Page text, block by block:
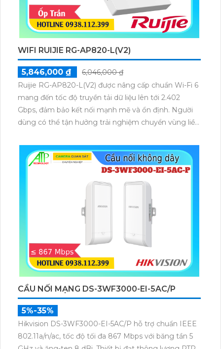
WIFI RUIJIE RG-AP820-L(V2)
5,846,000 ₫
6,046,000 ₫
Ruijie RG-AP820-L(V2) được nâng cấp chuẩn Wi-Fi 6
mang đến tốc độ truyền tải dữ liệu lên tới 2.402
Gbps, đảm bảo kết nối mạnh mẽ và ổn định. Người
dùng có thể tận hưởng trải nghiệm chuyển vùng liền
chuyển trong không gian rộng.
CẦU NỐI MẠNG DS-3WF3000-EI-5AC/P
5%-35%
Hikvision DS-3WF3000-EI-5AC/P hỗ trợ chuẩn IEEE
802.11a/n/ac, tốc độ tối đa 867 Mbps với băng tần 5